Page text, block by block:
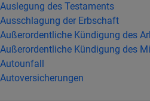
Auslegung des Testaments
Ausschlagung der Erbschaft
Außerordentliche Kündigung des
Außerordentliche Kündigung des
Autounfall
Autoversicherungen